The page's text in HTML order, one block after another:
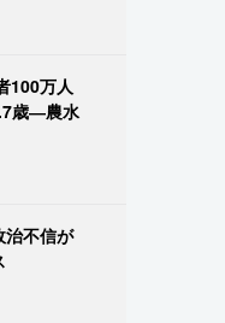
100万人
歳―農水
治不信が